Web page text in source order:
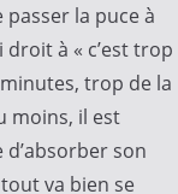
la puce à
droit à « c’est trop
trop de la
moins, il est
d’absorber son
va bien se